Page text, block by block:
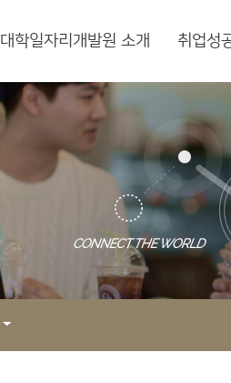
대학일자리개발원 소개 취업성